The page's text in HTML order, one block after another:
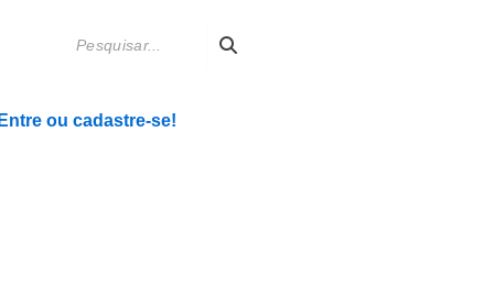
Entre ou cadastre-se!